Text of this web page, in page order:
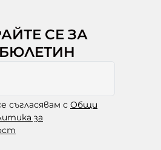
СЕ ЗА
съгласявам с Общи
за